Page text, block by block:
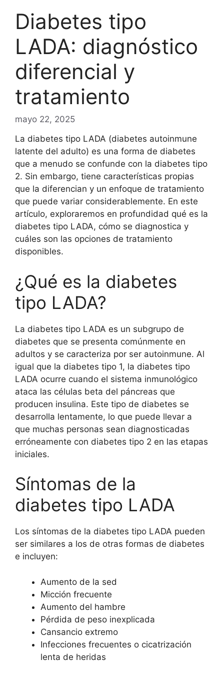
Diabetes tipo
LADA: diagnóstico
diferencial y
tratamiento
mayo 22, 2025
La diabetes tipo LADA (diabetes autoinmune
latente del adulto) es una forma de diabetes
que a menudo se confunde con la diabetes tipo
2. Sin embargo, tiene características propias
que la diferencian y un enfoque de tratamiento
que puede variar considerablemente. En este
artículo, exploraremos en profundidad qué es la
diabetes tipo LADA, cómo se diagnostica y
cuáles son las opciones de tratamiento
disponibles.
¿Qué es la diabetes
tipo LADA?
La diabetes tipo LADA es un subgrupo de
diabetes que se presenta comúnmente en
adultos y se caracteriza por ser autoinmune. Al
igual que la diabetes tipo 1, la diabetes tipo
LADA ocurre cuando el sistema inmunológico
ataca las células beta del páncreas que
producen insulina. Este tipo de diabetes se
desarrolla lentamente, lo que puede llevar a
que muchas personas sean diagnosticadas
erróneamente con diabetes tipo 2 en las etapas
iniciales.
Síntomas de la
diabetes tipo LADA
Los síntomas de la diabetes tipo LADA pueden
ser similares a los de otras formas de diabetes
e incluyen:
Aumento de la sed
Micción frecuente
Aumento del hambre
Pérdida de peso inexplicada
Cansancio extremo
Infecciones frecuentes o cicatrización
lenta de heridas